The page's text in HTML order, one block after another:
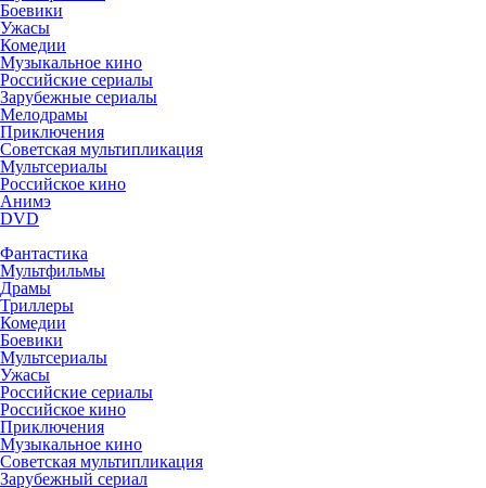
Боевики
Ужасы
Комедии
Музыкальное кино
Российские сериалы
Зарубежные сериалы
Мелодрамы
Приключения
Советская мультипликация
Мультсериалы
Российское кино
Анимэ
DVD
Фантастика
Мультфильмы
Драмы
Триллеры
Комедии
Боевики
Мультсериалы
Ужасы
Российские сериалы
Российское кино
Приключения
Музыкальное кино
Советская мультипликация
Зарубежный сериал